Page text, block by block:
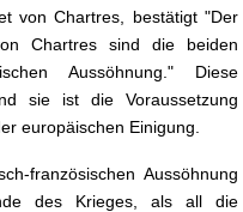
von Chartres, bestätigt "Der
Chartres sind die beiden
Aussöhnung." Diese
sie ist die Voraussetzung
europäischen Einigung.
französischen Aussöhnung
des Krieges, als all die